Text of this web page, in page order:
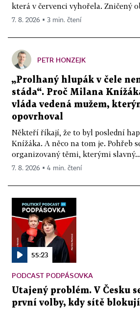
která v červenci vyhořela. Zničený
7. 8. 2026 ▪ 3 min. čtení
PETR HONZEJK
„Prolhaný hlupák v čele
stáda“. Proč Milana
vláda vedená mužem,
opovrhoval
Někteří říkají, že to byl poslední
Knížáka. A něco na tom je. Pohřeb
organizovaný těmi, kterými slavný...
7. 8. 2026 ▪ 4 min. čtení
55:23
PODCAST PODPÁSOVKA
Utajený problém. V Česku
první volby, kdy sítě